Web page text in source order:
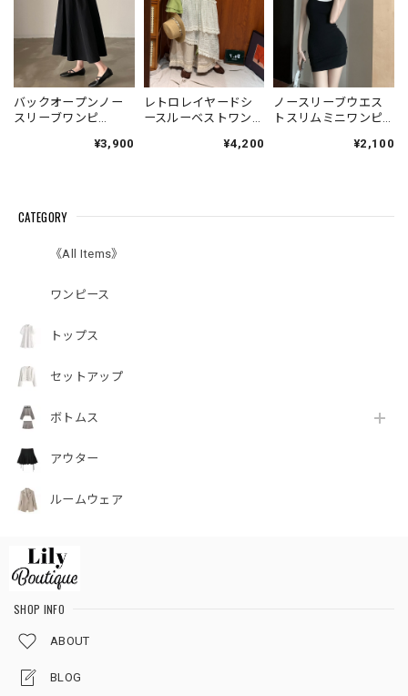
バックオープンノー
スリーブワンピ
¥3,900
レトロレイヤードシ
ースルーベストワン
¥4,200
ノースリーブウエス
トスリムミニワンピ
¥2,100
CATEGORY
《All Items》
ワンピース
トップス
セットアップ
ボトムス
アウター
ルームウェア
SHOP INFO
ABOUT
BLOG